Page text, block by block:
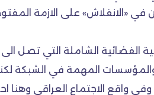
«الانفلاش» على الازمة
الفضائية الشاملة التي تصل الى
المهمة في الشبكة
واقع الاجتماع العراقي وهنا